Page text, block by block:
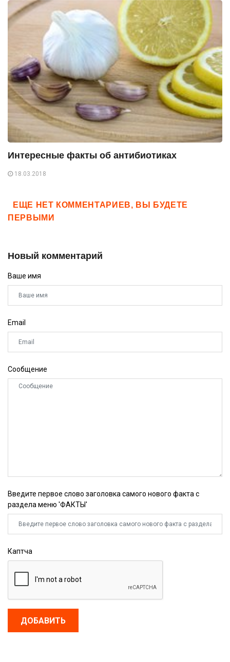
Интересные факты об антибиотиках
18.03.2018
ЕЩЕ НЕТ КОММЕНТАРИЕВ, ВЫ БУДЕТЕ
ПЕРВЫМИ
Новый комментарий
Ваше имя
Email
Сообщение
Введите первое слово заголовка самого нового факта с
раздела меню 'ФАКТЫ'
Каптча
ДОБАВИТЬ